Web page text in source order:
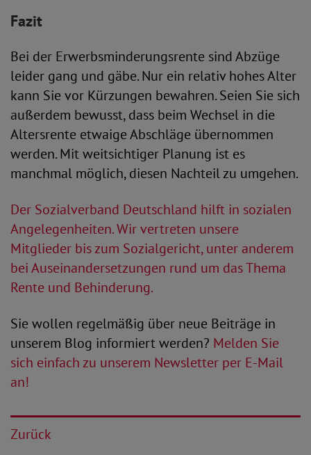
Fazit
Bei der Erwerbsminderungsrente sind Abzüge
leider gang und gäbe. Nur ein relativ hohes Alter
kann Sie vor Kürzungen bewahren. Seien Sie sich
außerdem bewusst, dass beim Wechsel in die
Altersrente etwaige Abschläge übernommen
werden. Mit weitsichtiger Planung ist es
manchmal möglich, diesen Nachteil zu umgehen.
Der Sozialverband Deutschland hilft in sozialen
Angelegenheiten. Wir vertreten unsere
Mitglieder bis zum Sozialgericht, unter anderem
bei Auseinandersetzungen rund um das Thema
Rente und Behinderung.
Sie wollen regelmäßig über neue Beiträge in
unserem Blog informiert werden? Melden Sie
sich einfach zu unserem Newsletter per E-Mail
an!
Zurück